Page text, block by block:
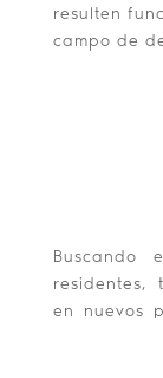
resulten
campo de
residentes,
en nuevos